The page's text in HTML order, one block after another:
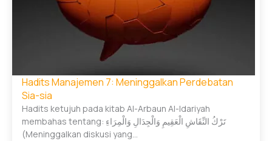
Hadits Manajemen 7: Meninggalkan Perdebatan
Sia-sia
Hadits ketujuh pada kitab Al-Arbaun Al-Idariyah
membahas tentang: تَرْكُ النِّقَاشِ الْعَقِيمِ وَالْجِدَالِ وَالْمِرَاءِ
(Meninggalkan diskusi yang...